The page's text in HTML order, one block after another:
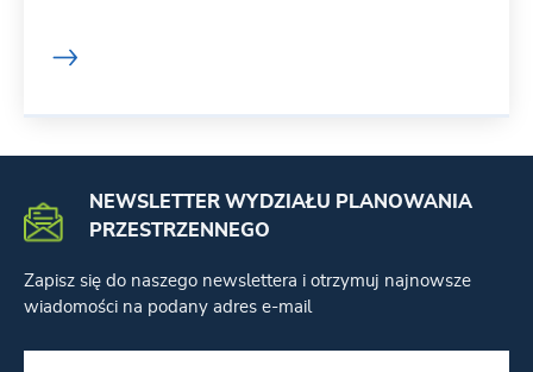
NEWSLETTER WYDZIAŁU PLANOWANIA
PRZESTRZENNEGO
Zapisz się do naszego newslettera i otrzymuj najnowsze
wiadomości na podany adres e-mail